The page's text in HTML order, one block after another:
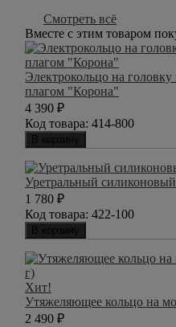
Смотреть всё
Вместе с этим товаром
Электрокольцо на
плагом "Корона"
4 390 ₽
Код товара: 414-800
В корзину
Уретральный
1 780 ₽
Код товара: 422-100
В корзину
Хит!
Утяжеляющее кольцо на
2 490 ₽